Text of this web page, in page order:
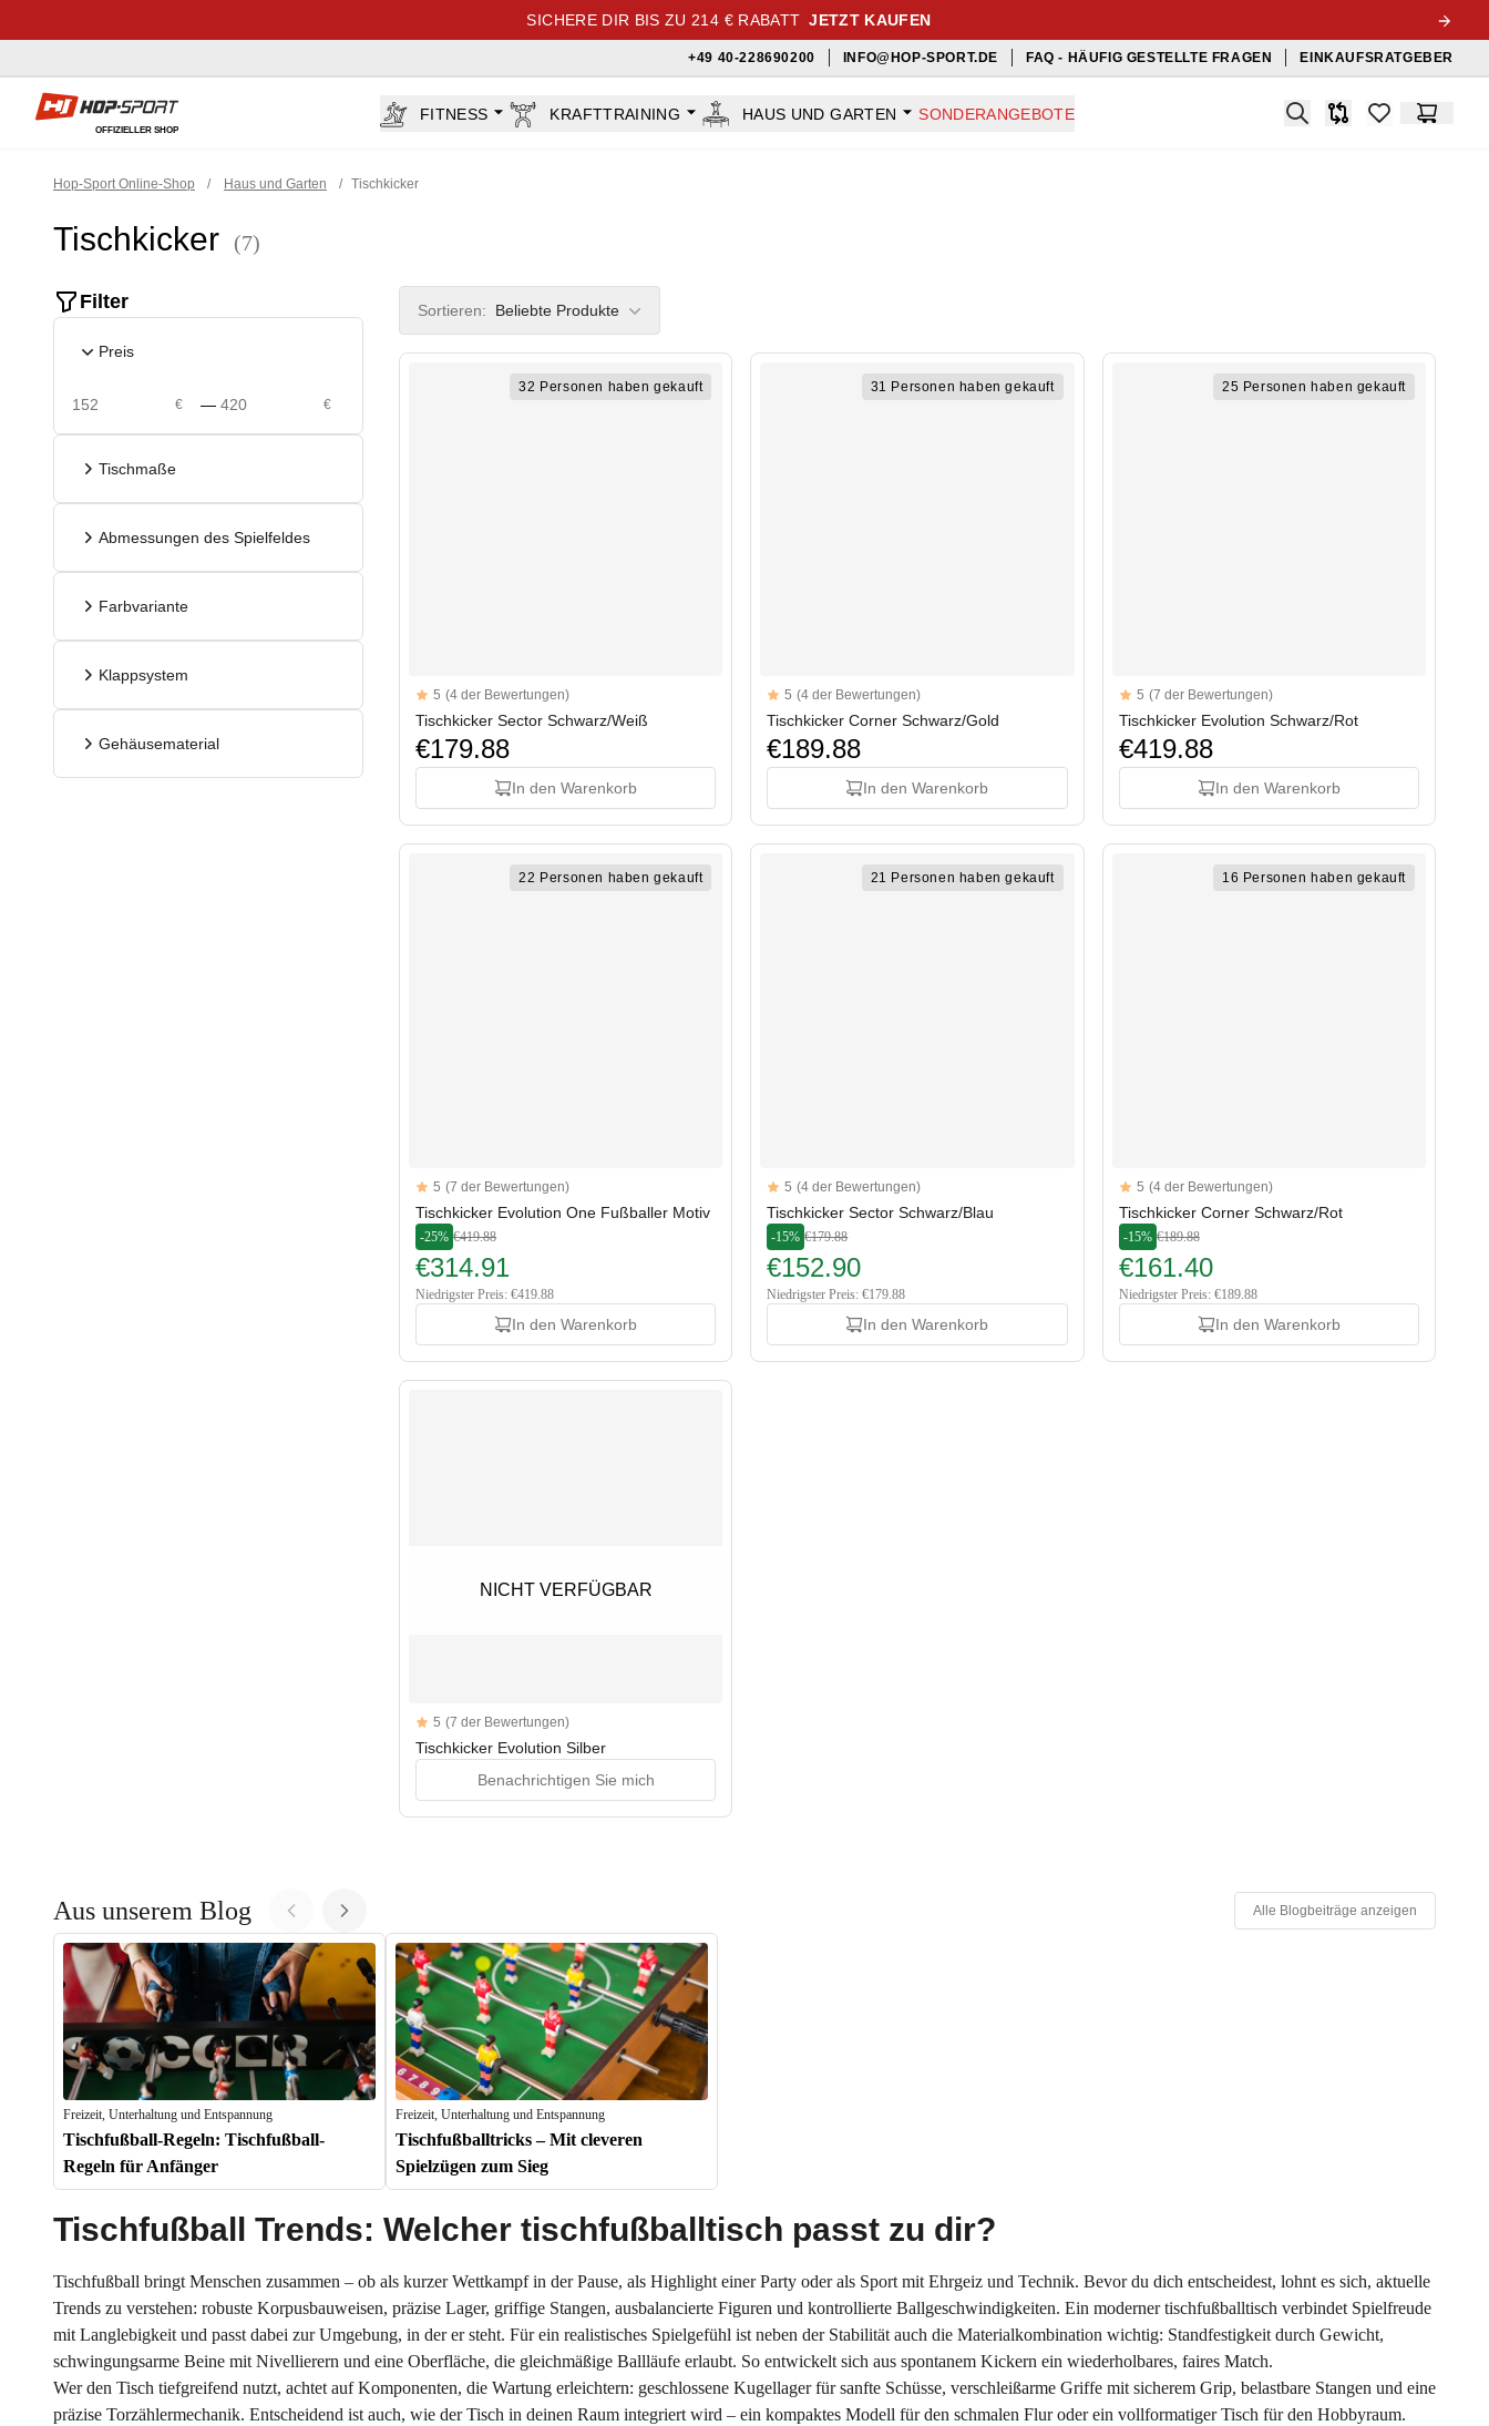
SICHERE DIR BIS ZU 214 € RABATT JETZT KAUFEN
+49 40-228690200 INFO@HOP-SPORT.DE FAQ - HÄUFIG GESTELLTE FRAGEN EINKAUFSRATGEBER
Hop-sport.at
OFFIZIELLER SHOP
FITNESS KRAFTTRAINING HAUS UND GARTEN SONDERANGEBOTE Search
Produkt-items in
Hop-Sport Online-Shop / Haus und Garten / Tischkicker
Tischkicker (7)
Filter
Preis
€ — €
Tischmaße
Abmessungen des Spielfeldes
Farbvariante
Klappsystem
Gehäusematerial
Sortieren: Beliebte Produkte
32 Personen haben gekauft
Reviews
5 out of 5 stars
5 (4 der Bewertungen)
Tischkicker Sector Schwarz/Weiß
€179.88
In den Warenkorb
31 Personen haben gekauft
Reviews
5 out of 5 stars
5 (4 der Bewertungen)
Tischkicker Corner Schwarz/Gold
€189.88
In den Warenkorb
25 Personen haben gekauft
Reviews
5 out of 5 stars
5 (7 der Bewertungen)
Tischkicker Evolution Schwarz/Rot
€419.88
In den Warenkorb
22 Personen haben gekauft
Reviews
5 out of 5 stars
5 (7 der Bewertungen)
Tischkicker Evolution One Fußballer Motiv
-25% €419.88
€314.91
Niedrigster Preis: €419.88
In den Warenkorb
21 Personen haben gekauft
Reviews
5 out of 5 stars
5 (4 der Bewertungen)
Tischkicker Sector Schwarz/Blau
-15% €179.88
€152.90
Niedrigster Preis: €179.88
In den Warenkorb
16 Personen haben gekauft
Reviews
5 out of 5 stars
5 (4 der Bewertungen)
Tischkicker Corner Schwarz/Rot
-15% €189.88
€161.40
Niedrigster Preis: €189.88
In den Warenkorb
NICHT VERFÜGBAR
NICHT VERFÜGBAR
Reviews
5 out of 5 stars
5 (7 der Bewertungen)
Tischkicker Evolution Silber
Benachrichtigen Sie mich
Aus unserem Blog Alle Blogbeiträge anzeigen
Freizeit, Unterhaltung und Entspannung
Tischfußball-Regeln: Tischfußball-
Regeln für Anfänger
Freizeit, Unterhaltung und Entspannung
Tischfußballtricks – Mit cleveren
Spielzügen zum Sieg
Tischfußball Trends: Welcher tischfußballtisch passt zu dir?
Tischfußball bringt Menschen zusammen – ob als kurzer Wettkampf in der Pause, als Highlight einer Party oder als Sport mit Ehrgeiz und Technik. Bevor du dich entscheidest, lohnt es sich, aktuelle
Trends zu verstehen: robuste Korpusbauweisen, präzise Lager, griffige Stangen, ausbalancierte Figuren und kontrollierte Ballgeschwindigkeiten. Ein moderner tischfußballtisch verbindet Spielfreude
mit Langlebigkeit und passt dabei zur Umgebung, in der er steht. Für ein realistisches Spielgefühl ist neben der Stabilität auch die Materialkombination wichtig: Standfestigkeit durch Gewicht,
schwingungsarme Beine mit Nivellierern und eine Oberfläche, die gleichmäßige Ballläufe erlaubt. So entwickelt sich aus spontanem Kickern ein wiederholbares, faires Match.
Wer den Tisch tiefgreifend nutzt, achtet auf Komponenten, die Wartung erleichtern: geschlossene Kugellager für sanfte Schüsse, verschleißarme Griffe mit sicherem Grip, belastbare Stangen und eine
präzise Torzählermechanik. Entscheidend ist auch, wie der Tisch in deinen Raum integriert wird – ein kompaktes Modell für den schmalen Flur oder ein vollformatiger Tisch für den Hobbyraum.